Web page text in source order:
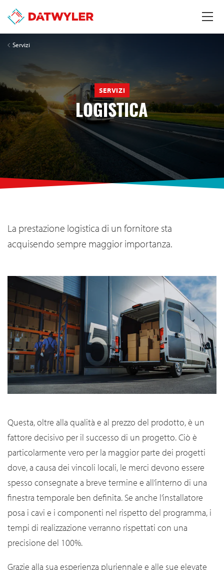
Servizi
SERVIZI
LOGISTICA
La prestazione logistica di un fornitore sta
acquisendo sempre maggior importanza.
Questa, oltre alla qualità e al prezzo del prodotto, è un
fattore decisivo per il successo di un progetto. Ciò è
particolarmente vero per la maggior parte dei progetti
dove, a causa dei vincoli locali, le merci devono essere
spesso consegnate a breve termine e all’interno di una
finestra temporale ben definita. Se anche l’installatore
posa i cavi e i componenti nel rispetto del programma, i
tempi di realizzazione verranno rispettati con una
precisione del 100%.
Grazie alla sua esperienza pluriennale e alle sue elevate